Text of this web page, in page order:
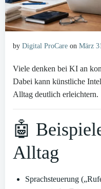
by Digital ProCare on März
Viele denken bei KI an
Dabei kann künstliche
Alltag deutlich erleichtern.
🤖
Alltag
Sprachsteuerung